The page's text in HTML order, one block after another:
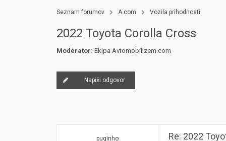
NAGRADNA IGRA
Seznam forumov A.com Vozila prihodnosti
2022 Toyota Corolla Cross
Moderator: Ekipa Avtomobilizem.com
Napiši odgovor
puginho Re: 2022